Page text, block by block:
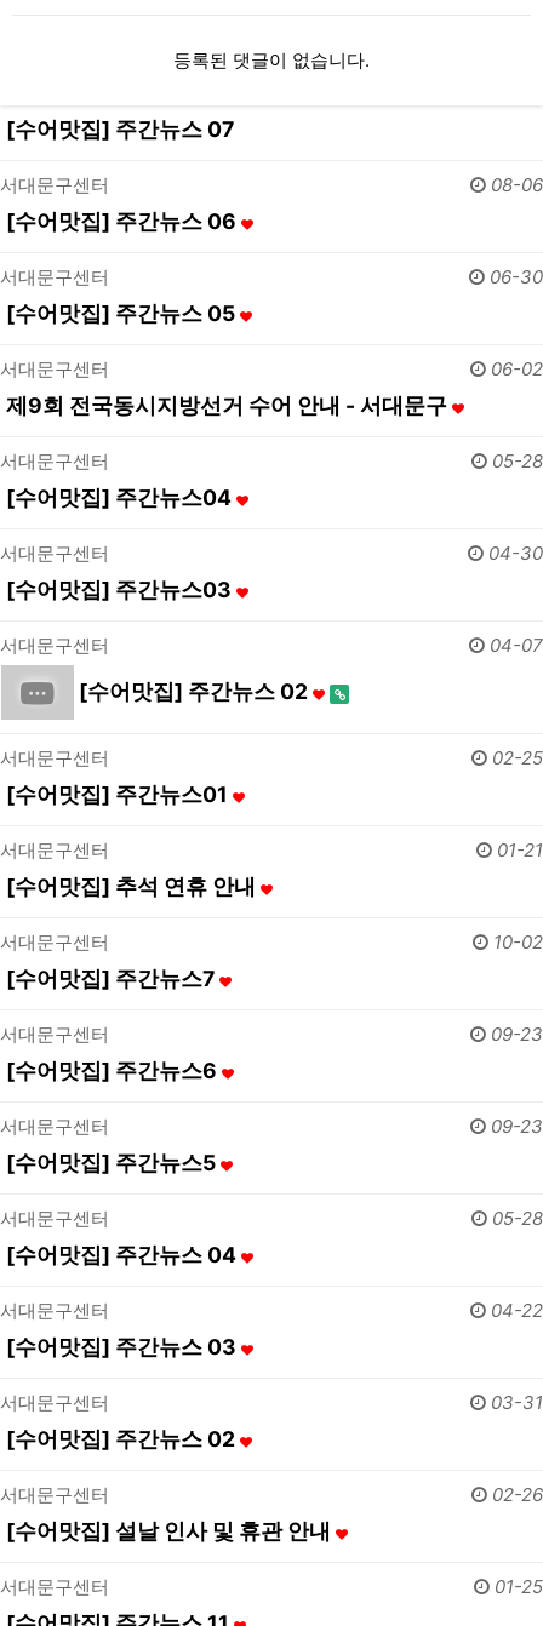
등록된 댓글이 없습니다.
[수어맛집] 주간뉴스 07
서대문구센터 08-06
[수어맛집] 주간뉴스 06
서대문구센터 06-30
[수어맛집] 주간뉴스 05
서대문구센터 06-02
제9회 전국동시지방선거 수어 안내 - 서대문구
서대문구센터 05-28
[수어맛집] 주간뉴스04
서대문구센터 04-30
[수어맛집] 주간뉴스03
서대문구센터 04-07
[수어맛집] 주간뉴스 02
서대문구센터 02-25
[수어맛집] 주간뉴스01
서대문구센터 01-21
[수어맛집] 추석 연휴 안내
서대문구센터 10-02
[수어맛집] 주간뉴스7
서대문구센터 09-23
[수어맛집] 주간뉴스6
서대문구센터 09-23
[수어맛집] 주간뉴스5
서대문구센터 05-28
[수어맛집] 주간뉴스 04
서대문구센터 04-22
[수어맛집] 주간뉴스 03
서대문구센터 03-31
[수어맛집] 주간뉴스 02
서대문구센터 02-26
[수어맛집] 설날 인사 및 휴관 안내
서대문구센터 01-25